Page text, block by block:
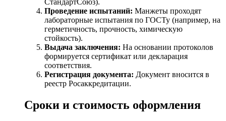
СтандартСоюз).
Проведение испытаний: Манжеты проходят
лабораторные испытания по ГОСТу (например, на
герметичность, прочность, химическую
стойкость).
Выдача заключения: На основании протоколов
формируется сертификат или декларация
соответствия.
Регистрация документа: Документ вносится в
реестр Росаккредитации.
Сроки и стоимость оформления